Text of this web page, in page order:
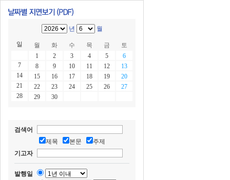
년 월
일 월 화 수 목 금
토
1
2 3 4 5
6
7
8 9 10 11 12
13
14
15 16 17 18 19
20
21
22 23 24 25 26
27
28
29 30
검색어
제목
본문
주제
기고자
발행일